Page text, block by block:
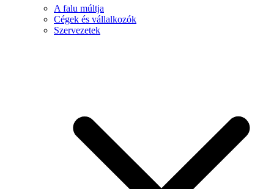
A falu múltja
Cégek és vállalkozók
Szervezetek